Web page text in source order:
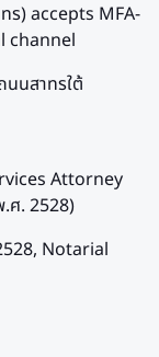
ร) accepts MFA-
channel
นสาทรใต้
Attorney
ศ. 2528)
Notarial